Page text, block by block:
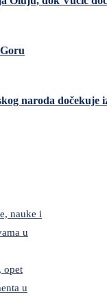
naroda dočekuje
nauke i
u
opet
u